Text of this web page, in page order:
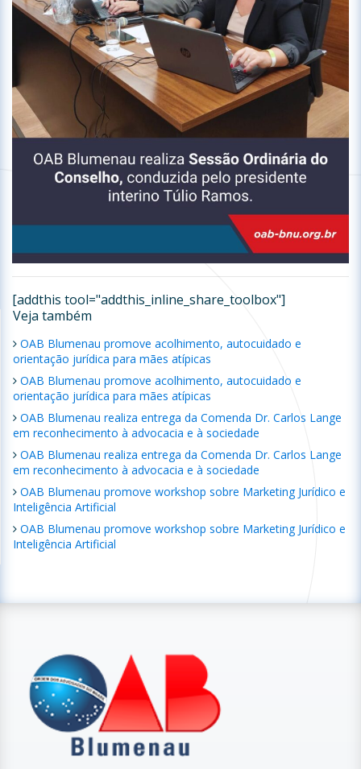
[addthis tool="addthis_inline_share_toolbox"]
Veja também
OAB Blumenau promove acolhimento, autocuidado e
orientação jurídica para mães atípicas
OAB Blumenau promove acolhimento, autocuidado e
orientação jurídica para mães atípicas
OAB Blumenau realiza entrega da Comenda Dr. Carlos Lange
em reconhecimento à advocacia e à sociedade
OAB Blumenau realiza entrega da Comenda Dr. Carlos Lange
em reconhecimento à advocacia e à sociedade
OAB Blumenau promove workshop sobre Marketing Jurídico e
Inteligência Artificial
OAB Blumenau promove workshop sobre Marketing Jurídico e
Inteligência Artificial